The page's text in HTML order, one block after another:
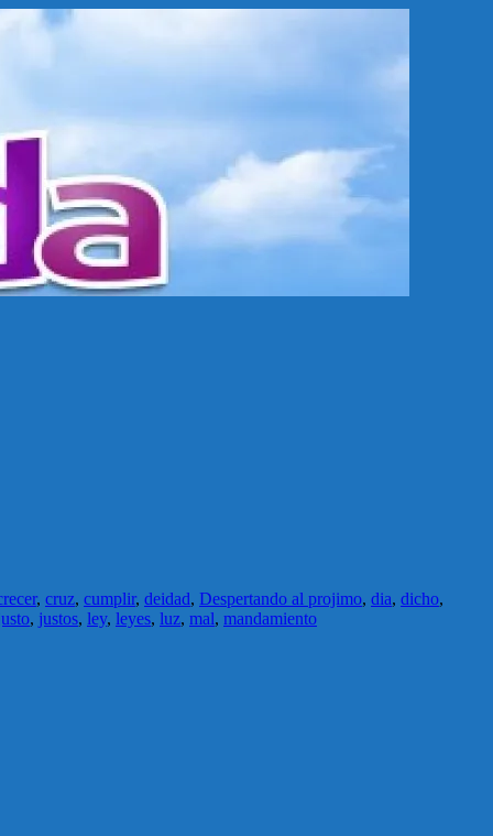
, cruz, cumplir, deidad, Despertando al projimo, dia, dicho,
, justos, ley, leyes, luz, mal, mandamiento